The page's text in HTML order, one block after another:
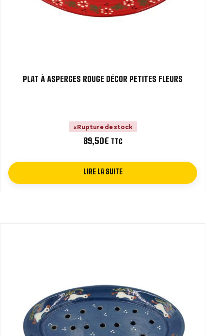
PLAT À ASPERGES ROUGE DÉCOR PETITES FLEURS
Rupture de stock
89,50€ TTC
LIRE LA SUITE